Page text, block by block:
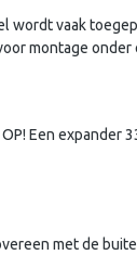
vaak
montage
Een
met de